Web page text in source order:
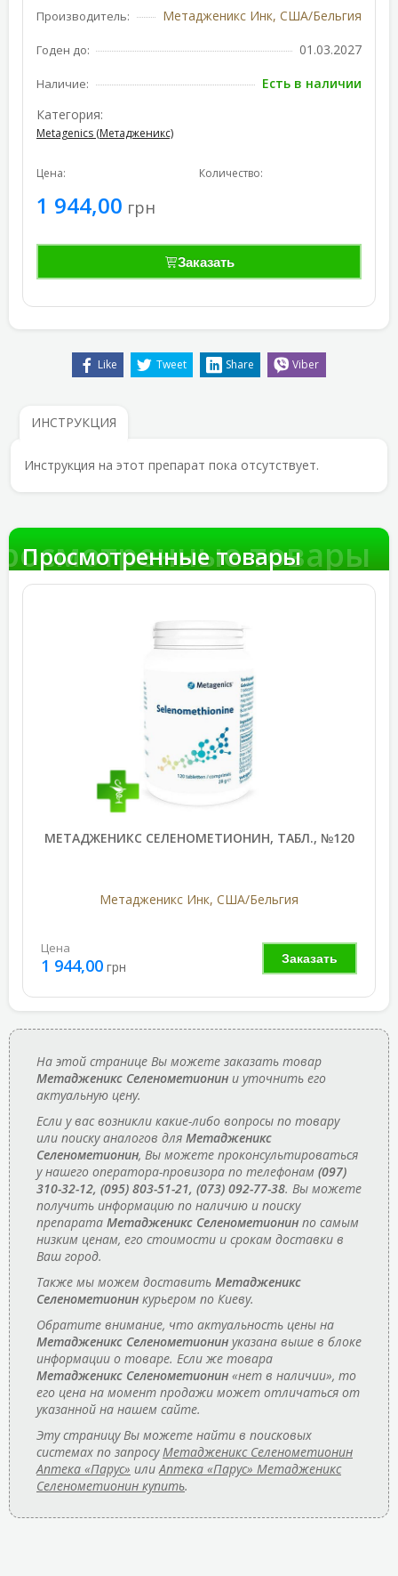
Производитель: Метадженикс Инк, США/Бельгия
Годен до: 01.03.2027
Наличие:
Есть в наличии
Категория:
Metagenics (Метадженикс)
Цена:
1 944,00 грн
Количество:
Заказать
Like Tweet Share Viber
ИНСТРУКЦИЯ
Инструкция на этот препарат пока отсутствует.
товары
Просмотренные товары
МЕТАДЖЕНИКС СЕЛЕНОМЕТИОНИН, ТАБЛ., №120
Метадженикс Инк, США/Бельгия
Заказать
Цена
1 944,00 грн
На этой странице Вы можете заказать товар
Метадженикс Селенометионин и уточнить его
актуальную цену.
Если у вас возникли какие-либо вопросы по товару
или поиску аналогов для Метадженикс
Селенометионин, Вы можете проконсультироваться
у нашего оператора-провизора по телефонам (097)
310-32-12, (095) 803-51-21, (073) 092-77-38. Вы можете
получить информацию по наличию и поиску
препарата Метадженикс Селенометионин по самым
низким ценам, его стоимости и срокам доставки в
Ваш город.
Также мы можем доставить Метадженикс
Селенометионин курьером по Киеву.
Обратите внимание, что актуальность цены на
Метадженикс Селенометионин указана выше в блоке
информации о товаре. Если же товара
Метадженикс Селенометионин «нет в наличии», то
его цена на момент продажи может отличаться от
указанной на нашем сайте.
Эту страницу Вы можете найти в поисковых
системах по запросуМетадженикс Селенометионин
Аптека «Парус» илиАптека «Парус» Метадженикс
Селенометионин купить.